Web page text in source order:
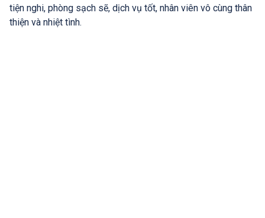
tiện nghi, phòng sạch sẽ, dịch vụ tốt, nhân viên vô cùng thân
thiện và nhiệt tình.